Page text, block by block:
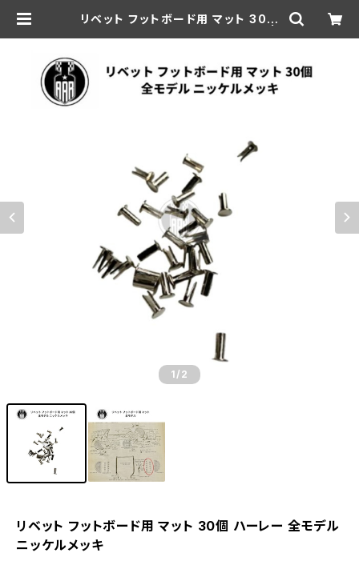
リベット フットボード用 マット 30個
1 /2
リベット フットボード用 マット 30個 ハーレー 全モデル
ニッケルメッキ